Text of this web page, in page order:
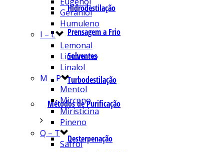
Hidrodestilação
Prensagem a Frio
Solventes
Turbodestilação
Métodos de Purificação
Desterpenação
Geraniol
Humuleno
I – L
Lemonal
Limoneno
Linalol
M – P
Mentol
Mirceno
Miristicina
Pineno
Q – T
Safrol